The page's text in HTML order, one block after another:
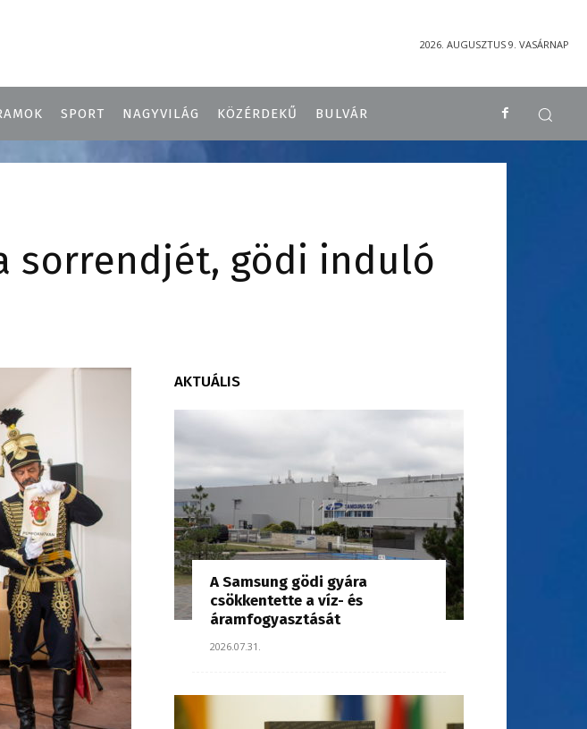
2026. AUGUSZTUS 9. VASÁRNAP
SPORT NAGYVILÁG KÖZÉRDEKŰ BULVÁR
sorrendjét, gödi induló
AKTUÁLIS
A Samsung gödi gyára
csökkentette a víz- és
áramfogyasztását
2026.07.31.